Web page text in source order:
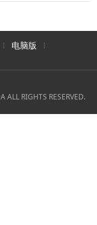
电脑版
RIGHTS RESERVED.